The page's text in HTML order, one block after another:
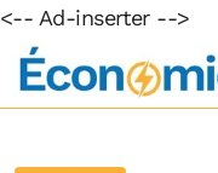
<-- Ad-inserter -->